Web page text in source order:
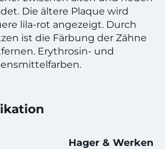
Die ältere Plaque wird
lila-rot angezeigt. Durch
ist die Färbung der Zähne
Erythrosin- und
Hager & Werken